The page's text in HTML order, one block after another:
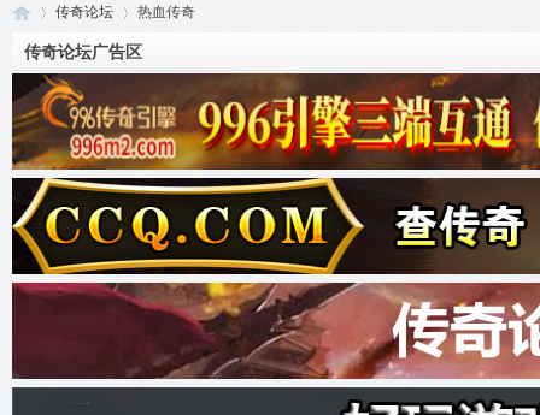
传 »
传奇论坛
›
热血传奇
传奇论坛广告区